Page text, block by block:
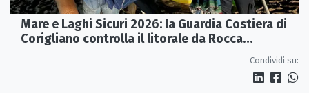
Mare e Laghi Sicuri 2026: la Guardia Costiera di
Corigliano controlla il litorale da Rocca
Condividi su: